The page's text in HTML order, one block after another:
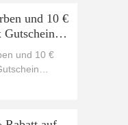
und 10 €
Gutschein
und 10 €